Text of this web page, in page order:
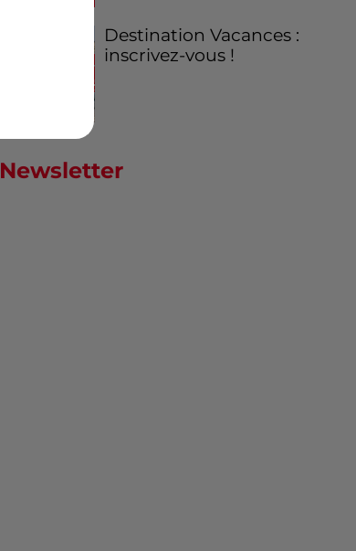
Destination Vacances :
inscrivez-vous !
Newsletter